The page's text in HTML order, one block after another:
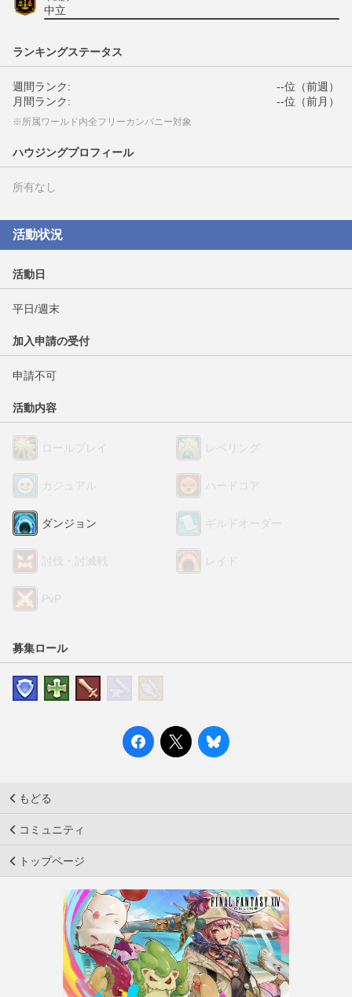
中立
ランキングステータス
週間ランク:
--位（前週）
月間ランク:
--位（前月）
※所属ワールド内全フリーカンパニー対象
ハウジングプロフィール
所有なし
活動状況
活動日
平日/週末
加入申請の受付
申請不可
活動内容
ロールプレイ レベリング
カジュアル ハードコア
ダンジョン ギルドオーダー
討伐・討滅戦 レイド
PvP
募集ロール
もどる
コミュニティ
トップページ